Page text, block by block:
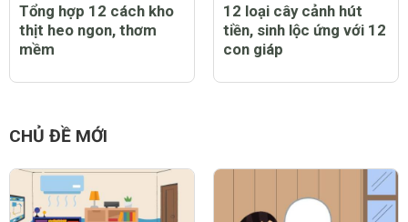
Tổng hợp 12 cách kho
thịt heo ngon, thơm
mềm
12 loại cây cảnh hút
tiền, sinh lộc ứng với 12
con giáp
CHỦ ĐỀ MỚI